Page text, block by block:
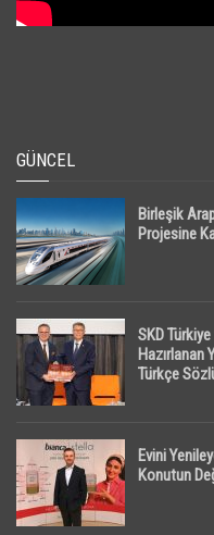
GÜNCEL
Birleşik
Projesine
SKD
Hazırlanan
Türkçe
Evini
Konutun